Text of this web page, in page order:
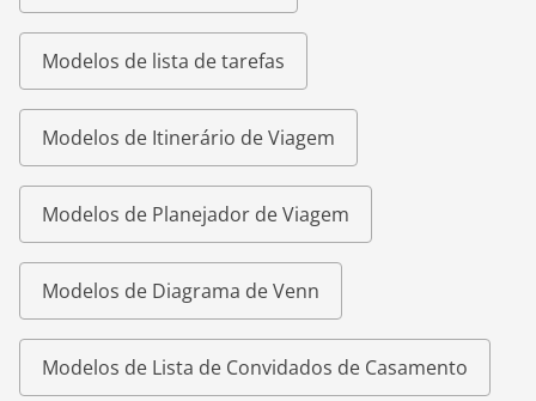
Modelos de lista de tarefas
Modelos de Itinerário de Viagem
Modelos de Planejador de Viagem
Modelos de Diagrama de Venn
Modelos de Lista de Convidados de Casamento